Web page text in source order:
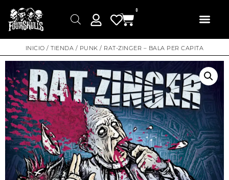
0
INICIO /TIENDA / PUNK / RAT-ZINGER – BALA PER CAPITA